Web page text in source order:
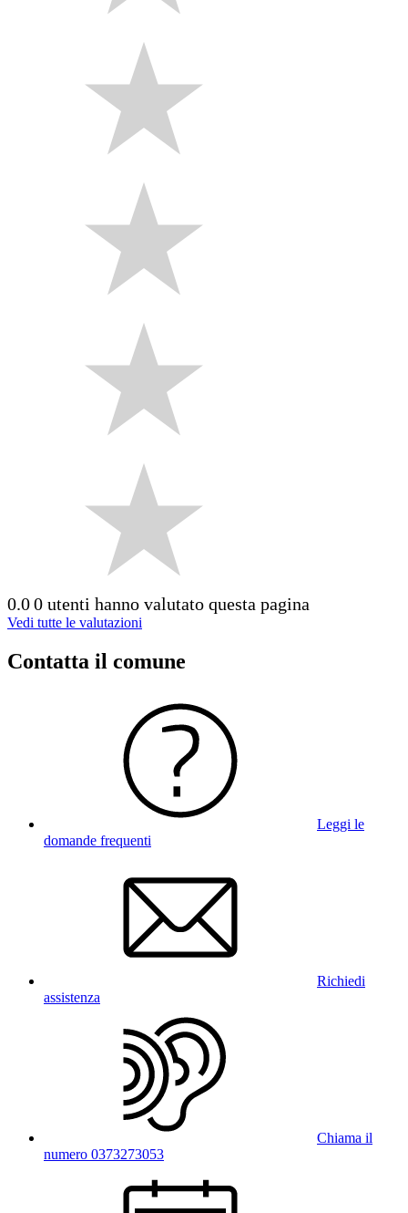
0.00 utenti hanno valutato questa pagina
Vedi tutte le valutazioni
Contatta il comune
Leggi le
domande frequenti
Richiedi
assistenza
Chiama il
numero 0373273053